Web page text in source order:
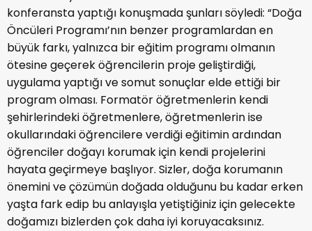
konferansta yaptığı konuşmada şunları söyledi: “Doğa
Öncüleri Programı’nın benzer programlardan en
büyük farkı, yalnızca bir eğitim programı olmanın
ötesine geçerek öğrencilerin proje geliştirdiği,
uygulama yaptığı ve somut sonuçlar elde ettiği bir
program olması. Formatör öğretmenlerin kendi
şehirlerindeki öğretmenlere, öğretmenlerin ise
okullarındaki öğrencilere verdiği eğitimin ardından
öğrenciler doğayı korumak için kendi projelerini
hayata geçirmeye başlıyor. Sizler, doğa korumanın
önemini ve çözümün doğada olduğunu bu kadar erken
yaşta fark edip bu anlayışla yetiştiğiniz için gelecekte
doğamızı bizlerden çok daha iyi koruyacaksınız.